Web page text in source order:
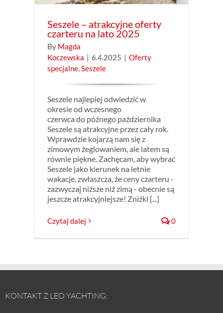
Seszele – atrakcyjne oferty
czarteru na lato 2025
By Magda
Koczewska | 6.4.2025 | Oferty
specjalne,Seszele
Seszele najlepiej odwiedzić w
okresie od wczesnego
czerwca do późnego października
Seszele są atrakcyjne przez cały rok.
Wprawdzie kojarzą nam się z
zimowym żeglowaniem, ale latem są
równie piękne. Zachęcam, aby wybrać
Seszele jako kierunek na letnie
wakacje, zwłaszcza, że ceny czarteru -
zazwyczaj niższe niż zimą - obecnie są
jeszcze atrakcyjniejsze! Zniżki [...]
Czytaj dalej 0
KONTAKT Z LEO YACHTING: